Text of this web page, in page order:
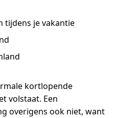
tijdens je vakantie
kortlopende
volstaat. Een
overigens ook niet, want